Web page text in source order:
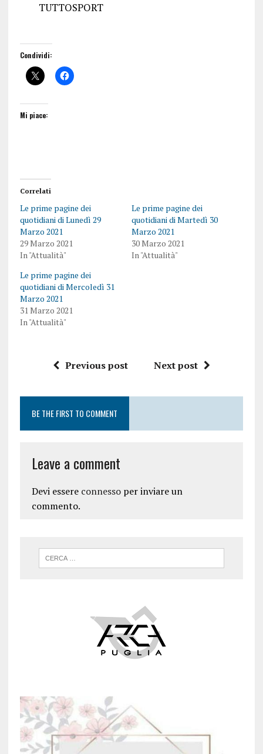
TUTTOSPORT
Condividi:
Mi piace:
Correlati
Le prime pagine dei
quotidiani di Lunedì 29
Marzo 2021
29 Marzo 2021
In "Attualità"
Le prime pagine dei
quotidiani di Martedì 30
Marzo 2021
30 Marzo 2021
In "Attualità"
Le prime pagine dei
quotidiani di Mercoledì 31
Marzo 2021
31 Marzo 2021
In "Attualità"
Previous post Next post
BE THE FIRST TO COMMENT
Leave a comment
Devi essere connessoper inviare un
commento.